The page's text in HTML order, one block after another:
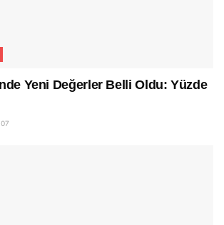
Yeni Değerler Belli Oldu: Yüzde